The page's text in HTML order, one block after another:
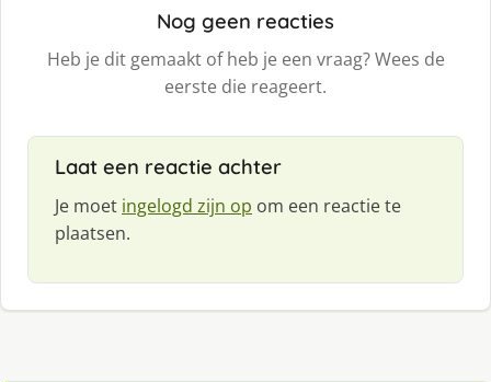
Nog geen reacties
Heb je dit gemaakt of heb je een vraag? Wees de
eerste die reageert.
Laat een reactie achter
Je moet ingelogd zijn op om een reactie te
plaatsen.